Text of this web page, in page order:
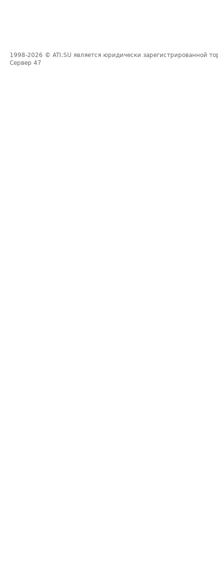
1998-2026 © ATI.SU является юридически зарегистрированной
Сервер 47